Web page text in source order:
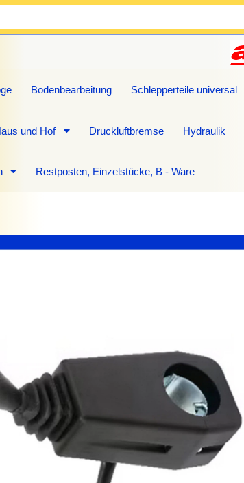
Bodenbearbeitung Schlepperteile universal
und Hof Druckluftbremse Hydraulik
Restposten, Einzelstücke, B - Ware